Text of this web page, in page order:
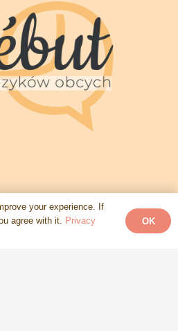
BIURO OBSŁUGI KLIENTA
+48 881 472 610
your experience. If
agree with it. Privacy
OK